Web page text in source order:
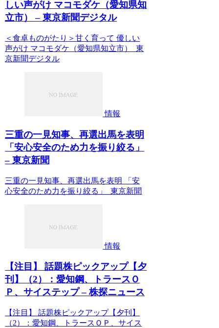
しい声がけ マコモダケ（愛知県知
立市） – 東京新聞デジタル
＜食卓ものがたり＞甘く育って 優しい
声がけ マコモダケ（愛知県知立市） 東
京新聞デジタル
情報
三重の一見知事、再選出馬を表明
「安心安全のため力を振り絞る」
– 東京新聞
三重の一見知事、再選出馬を表明 「安
心安全のため力を振り絞る」 東京新聞
情報
【注目】 話題株ピックアップ【夕
刊】（2）：愛知鋼、トラースＯ
Ｐ、サイステップ – 株探ニュース
【注目】 話題株ピックアップ【夕刊】
（2）：愛知鋼、トラースＯＰ、サイス